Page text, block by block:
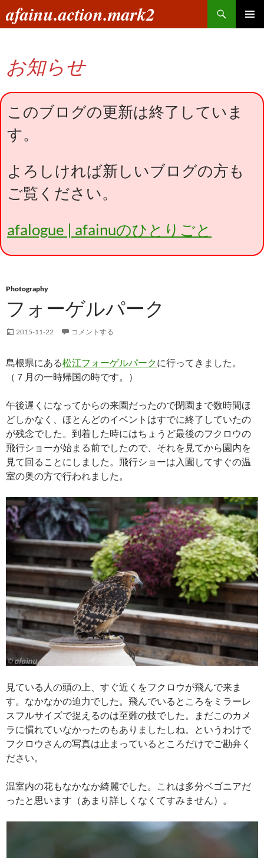
ン
へ
ス
キ
プ
afainu.action.mark2
索
お知らせ
このブログの更新は終了していま
す。
よろしければ新しいブログの方も
ご覧ください。
afalogue | afainuのひとりごと
Photography
フォーゲルパーク
2015-11-22 コメントする
島根県にある松江フォーゲルパークに行ってきました。
（７月の一時帰国の時です。）
午後遅くになってからの来園だったので閉園まで数時間ほ
どしかなく、ほとんどのイベントはすでに終了していたの
が残念でした。到着した時にはちょうど最後のフクロウの
飛行ショーが始まる前でしたので、それを見てから園内を
見て回ることにしました。飛行ショーは入園してすぐの温
室の奥の方で行われました。
見ている人の頭の上、すぐ近くをフクロウが飛んで来ま
す。なかなかの迫力でした。飛んでいるところをミラーレ
スフルサイズで捉えるのは至難の技でした。まだこのカメ
ラに慣れていなかったのもありましたしね。というわけで
フクロウさんの写真は止まっているところだけでご勘弁く
ださい。
温室内の花もなかなか綺麗でした。これは多分ベゴニアだ
ったと思います（あまり詳しくなくてすみません）。